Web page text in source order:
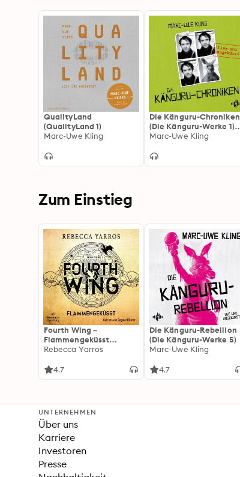
QualityLand
(QualityLand 1)
Marc-Uwe Kling
Die Känguru-Chroniken
(Die Känguru-Werke 1):
Live und ungekürzt
Marc-Uwe Kling
Zum Einstieg
Fourth Wing –
Flammengeküsst
(Flammengeküsst-Reihe
Rebecca Yarros
4.7
Die Känguru-Rebellion
(Die Känguru-Werke 5)
Marc-Uwe Kling
4.7
UNTERNEHMEN
Über uns
Karriere
Investoren
Presse